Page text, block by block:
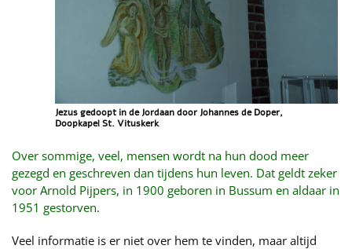
Jezus gedoopt in de Jordaan door Johannes de Doper,
Doopkapel St. Vituskerk
Over sommige, veel, mensen wordt na hun dood meer
gezegd en geschreven dan tijdens hun leven. Dat geldt zeker
voor Arnold Pijpers, in 1900 geboren in Bussum en aldaar in
1951 gestorven.
Veel informatie is er niet over hem te vinden, maar altijd